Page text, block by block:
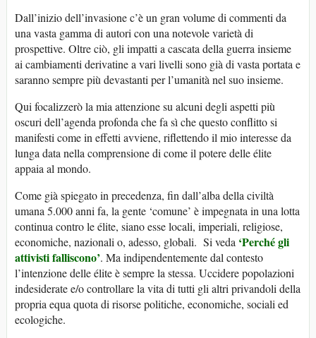
Dall’inizio dell’invasione c’è un gran volume di commenti da
una vasta gamma di autori con una notevole varietà di
prospettive. Oltre ciò, gli impatti a cascata della guerra insieme
ai cambiamenti derivatine a vari livelli sono già di vasta portata e
saranno sempre più devastanti per l’umanità nel suo insieme.
Qui focalizzerò la mia attenzione su alcuni degli aspetti più
oscuri dell’agenda profonda che fa sì che questo conflitto si
manifesti come in effetti avviene, riflettendo il mio interesse da
lunga data nella comprensione di come il potere delle élite
appaia al mondo.
Come già spiegato in precedenza, fin dall’alba della civiltà
umana 5.000 anni fa, la gente ‘comune’ è impegnata in una lotta
continua contro le élite, siano esse locali, imperiali, religiose,
economiche, nazionali o, adesso, globali. Si veda ‘Perché gli
attivisti falliscono’. Ma indipendentemente dal contesto
l’intenzione delle élite è sempre la stessa. Uccidere popolazioni
indesiderate e/o controllare la vita di tutti gli altri privandoli della
propria equa quota di risorse politiche, economiche, sociali ed
ecologiche.